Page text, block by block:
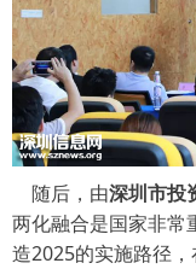
随后，由深圳市投
两化融合是国家非常
造2025的实施路径